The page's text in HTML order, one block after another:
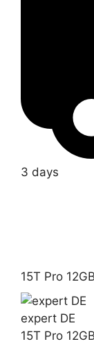
3 days
15T Pro
expert DE
15T Pro